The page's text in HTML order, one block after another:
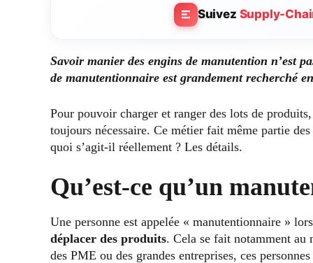
Suivez Supply-
Savoir manier des engins de manutention n’est
de manutentionnaire est grandement recherché
Pour pouvoir charger et ranger des lots de
toujours nécessaire. Ce métier fait même partie
quoi s’agit-il réellement ? Les détails.
Qu’est-ce qu’un
Une personne est appelée « manutentionnaire »
déplacer des produits. Cela se fait notamment au
des PME ou des grandes entreprises, ces